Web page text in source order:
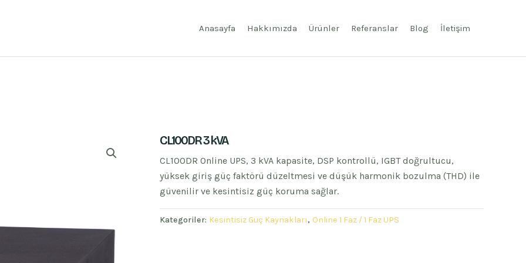
Anasayfa Hakkımızda Ürünler Referanslar Blog İletişim
CL100DR 3 kVA
CL100DR Online UPS, 3 kVA kapasite, DSP kontrollü, IGBT doğrultucu,
yüksek giriş güç faktörü düzeltmesi ve düşük harmonik bozulma (THD) ile
güvenilir ve kesintisiz güç koruma sağlar.
Kategoriler: Kesintisiz Güç Kaynakları, Online 1 Faz / 1 Faz UPS